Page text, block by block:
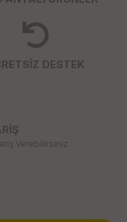
DESTEK
Verebilirsiniz.